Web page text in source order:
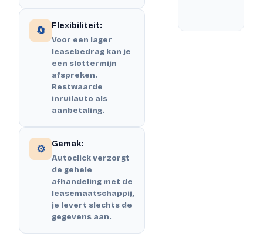
🔄 Flexibiliteit:
Voor een lager
leasebedrag kan je
een slottermijn
afspreken.
Restwaarde
inruilauto als
aanbetaling.
⚙️ Gemak:
Autoclick verzorgt
de gehele
afhandeling met de
leasemaatschappij,
je levert slechts de
gegevens aan.